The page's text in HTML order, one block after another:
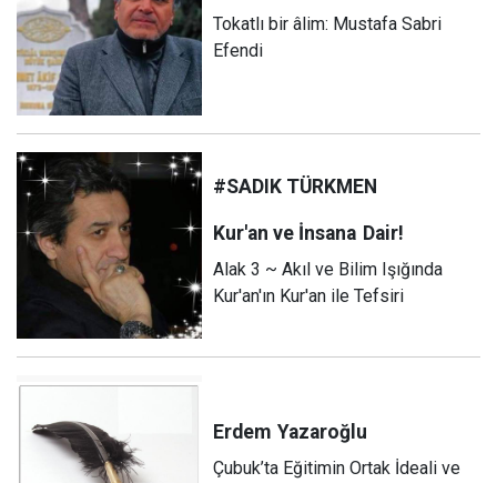
Tokatlı bir âlim: Mustafa Sabri
Efendi
#SADIK TÜRKMEN
Kur'an ve İnsana Dair!
Alak 3 ~ Akıl ve Bilim Işığında
Kur'an'ın Kur'an ile Tefsiri
Erdem Yazaroğlu
Çubuk’ta Eğitimin Ortak İdeali ve